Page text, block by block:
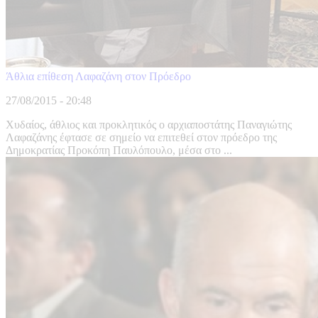
Άθλια επίθεση Λαφαζάνη στον Πρόεδρο
27/08/2015 - 20:48
Χυδαίος, άθλιος και προκλητικός ο αρχιαποστάτης Παναγιώτης
Λαφαζάνης έφτασε σε σημείο να επιτεθεί στον πρόεδρο της
Δημοκρατίας Προκόπη Παυλόπουλο, μέσα στο ...